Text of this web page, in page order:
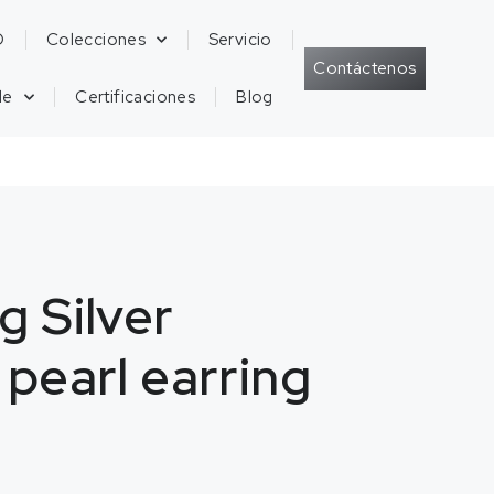
Colecciones Servicio
Certificaciones Blog
Contáctenos
Silver
earring